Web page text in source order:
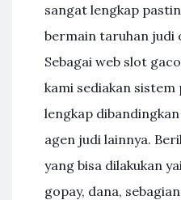
sangat lengkap
bermain taruhan judi
Sebagai web slot
kami sediakan
lengkap
agen judi lainnya.
yang bisa dilakukan
gopay, dana,